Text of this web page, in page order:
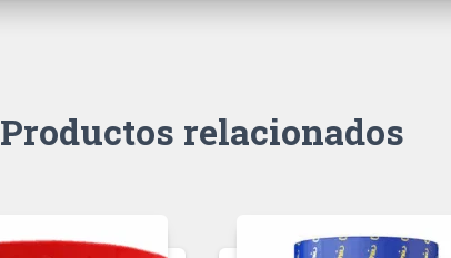
Productos relacionados